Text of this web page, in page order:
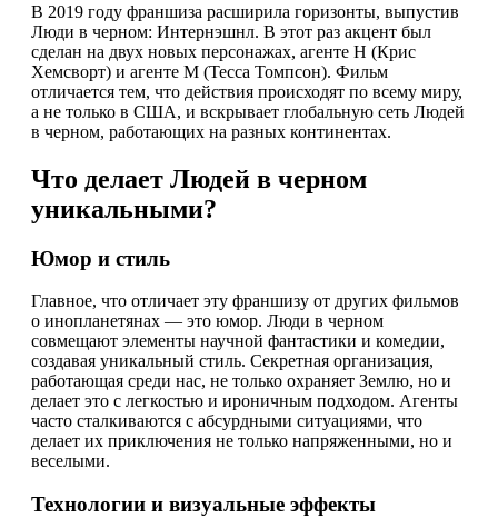
В 2019 году франшиза расширила горизонты, выпустив
Люди в черном: Интернэшнл. В этот раз акцент был
сделан на двух новых персонажах, агенте H (Крис
Хемсворт) и агенте M (Тесса Томпсон). Фильм
отличается тем, что действия происходят по всему миру,
а не только в США, и вскрывает глобальную сеть Людей
в черном, работающих на разных континентах.
Что делает Людей в черном
уникальными?
Юмор и стиль
Главное, что отличает эту франшизу от других фильмов
о инопланетянах — это юмор. Люди в черном
совмещают элементы научной фантастики и комедии,
создавая уникальный стиль. Секретная организация,
работающая среди нас, не только охраняет Землю, но и
делает это с легкостью и ироничным подходом. Агенты
часто сталкиваются с абсурдными ситуациями, что
делает их приключения не только напряженными, но и
веселыми.
Технологии и визуальные эффекты